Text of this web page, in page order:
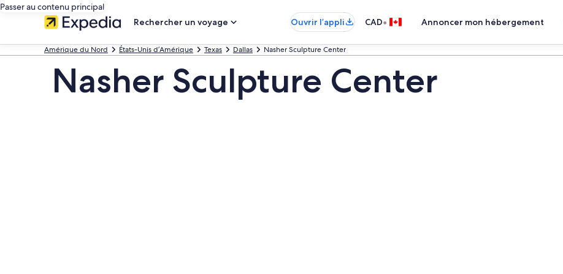
Passer au contenu principal
Rechercher un voyage
Ouvrir l’appli CAD• Annoncer mon hébergement
Amérique du Nord États-Unis d’Amérique Texas Dallas Nasher Sculpture Center
Nasher Sculpture Center